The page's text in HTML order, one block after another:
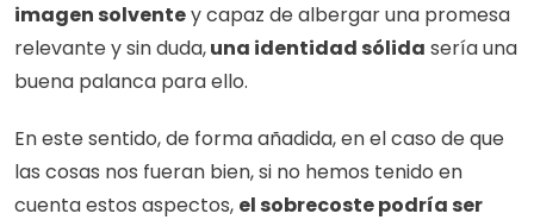
imagen solvente y capaz de albergar una promesa
relevante y sin duda, una identidad sólida sería una
buena palanca para ello.
En este sentido, de forma añadida, en el caso de que
las cosas nos fueran bien, si no hemos tenido en
cuenta estos aspectos, el sobrecoste podría ser